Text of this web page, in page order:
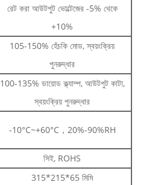
রেট করা আউটপুট ভোল্টেজের -5% থেকে
+10%
105-150% হেঁচকি মোড, স্বয়ংক্রিয়
পুনরুদ্ধার
100-135% ডায়োড ক্ল্যাম্প, আউটপুট কাটা,
স্বয়ংক্রিয় পুনরুদ্ধার
-10°C~+60°C，20%-90%RH
সিই, ROHS
315*215*65 মিমি